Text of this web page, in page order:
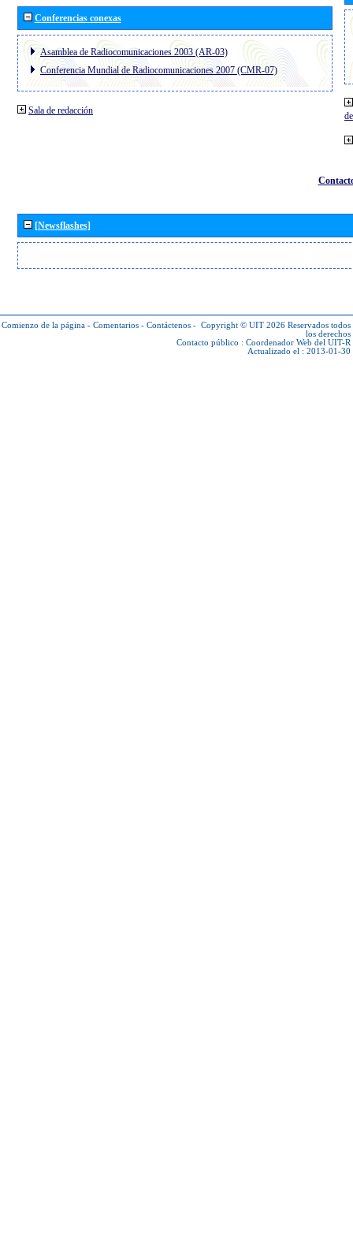
Conferencias conexas
Asamblea de Radiocomunicaciones 2003 (AR-03)
Conferencia Mundial de Radiocomunicaciones 2007 (CMR-07)
Sala de redacción
[Newsflashes]
Comienzo de la página - Comentarios - Contáctenos - Copyright © UIT 2026 Reservados todos
los derechos
Contacto público : Coordenador Web del UIT-R
Actualizado el : 2013-01-30